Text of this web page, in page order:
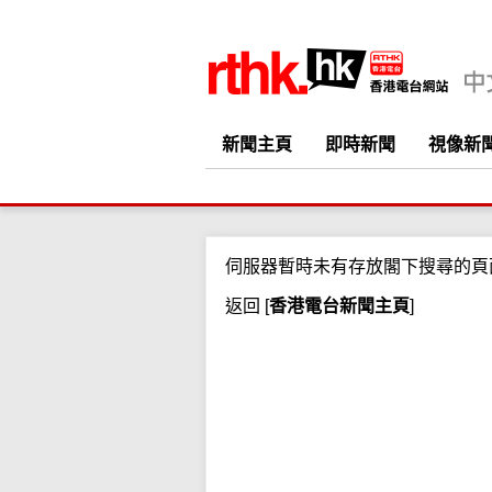
新聞主頁 即時新聞 視像新
伺服器暫時未有存放閣下搜尋的頁
返回 [香港電台新聞主頁]